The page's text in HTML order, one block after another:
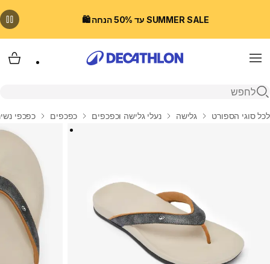
SUMMER SALE עד 50% הנחה 🛍️
Menu
פתיחת חיפוש
בית
לכל סוגי הספורט גלישה נעלי גלישה וכפכפים כפכפים כפכפי